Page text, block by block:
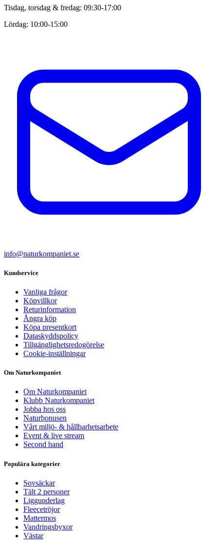
Tisdag, torsdag & fredag: 09:30-17:00
Lördag: 10:00-15:00
info@naturkompaniet.se
Kundservice
Vanliga frågor
Köpvillkor
Returinformation
Ångra köp
Köpa presentkort
Dataskyddspolicy
Tillgänglighetsredogörelse
Cookie-inställningar
Om Naturkompaniet
Om Naturkompaniet
Klubb Naturkompaniet
Jobba hos oss
Naturbonusen
Vårt miljö- & hållbarhetsarbete
Event & live stream
Second hand
Populära kategorier
Sovsäckar
Tält 2 personer
Liggunderlag
Fleecetröjor
Mattermos
Vandringsbyxor
Västar